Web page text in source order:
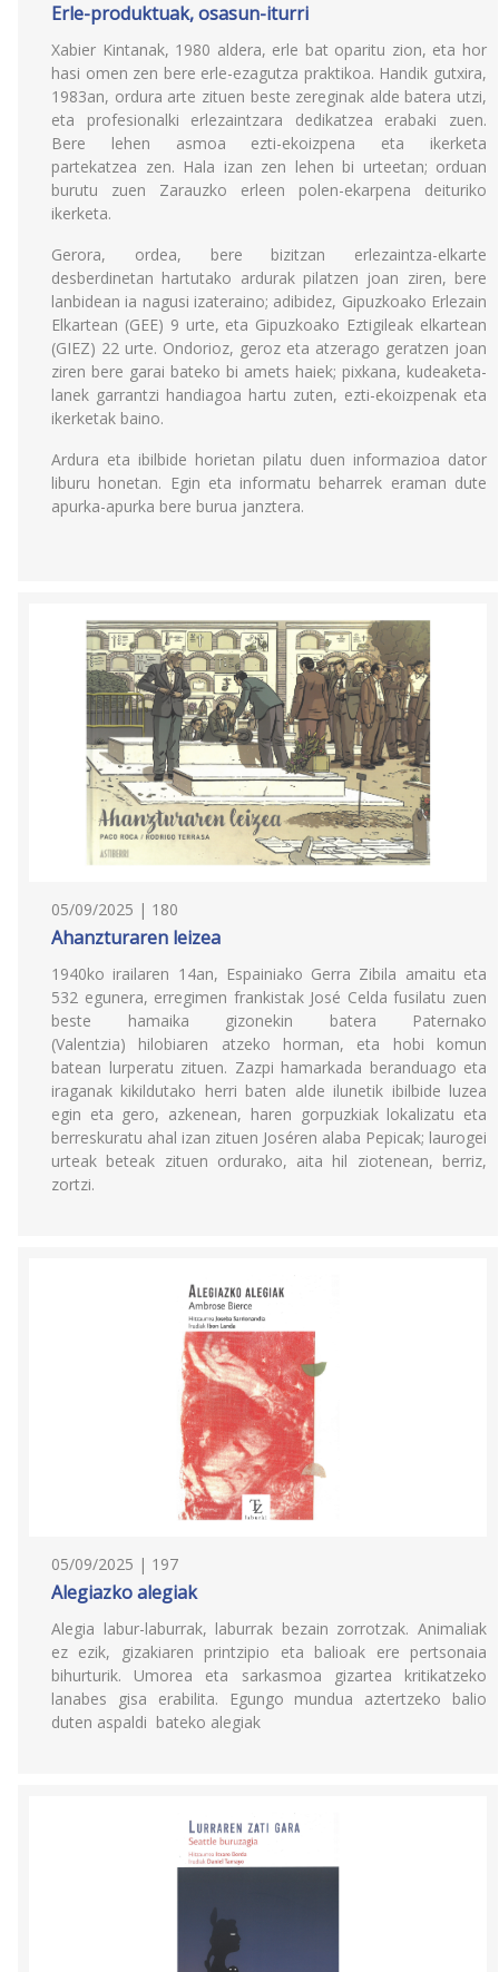
Erle-produktuak, osasun-iturri
Xabier Kintanak, 1980 aldera, erle bat oparitu zion, eta hor
hasi omen zen bere erle-ezagutza praktikoa. Handik gutxira,
1983an, ordura arte zituen beste zereginak alde batera utzi,
eta profesionalki erlezaintzara dedikatzea erabaki zuen.
Bere lehen asmoa ezti-ekoizpena eta ikerketa
partekatzea zen. Hala izan zen lehen bi urteetan; orduan
burutu zuen Zarauzko erleen polen-ekarpena deituriko
ikerketa.
Gerora, ordea, bere bizitzan erlezaintza-elkarte
desberdinetan hartutako ardurak pilatzen joan ziren, bere
lanbidean ia nagusi izateraino; adibidez, Gipuzkoako Erlezain
Elkartean (GEE) 9 urte, eta Gipuzkoako Eztigileak elkartean
(GIEZ) 22 urte. Ondorioz, geroz eta atzerago geratzen joan
ziren bere garai bateko bi amets haiek; pixkana, kudeaketa-
lanek garrantzi handiagoa hartu zuten, ezti-ekoizpenak eta
ikerketak baino.
Ardura eta ibilbide horietan pilatu duen informazioa dator
liburu honetan. Egin eta informatu beharrek eraman dute
apurka-apurka bere burua janztera.
05/09/2025 | 180
Ahanzturaren leizea
1940ko irailaren 14an, Espainiako Gerra Zibila amaitu eta
532 egunera, erregimen frankistak José Celda fusilatu zuen
beste hamaika gizonekin batera Paternako
(Valentzia) hilobiaren atzeko horman, eta hobi komun
batean lurperatu zituen. Zazpi hamarkada beranduago eta
iraganak kikildutako herri baten alde ilunetik ibilbide luzea
egin eta gero, azkenean, haren gorpuzkiak lokalizatu eta
berreskuratu ahal izan zituen Joséren alaba Pepicak; laurogei
urteak beteak zituen ordurako, aita hil ziotenean, berriz,
zortzi.
05/09/2025 | 197
Alegiazko alegiak
Alegia labur-laburrak, laburrak bezain zorrotzak. Animaliak
ez ezik, gizakiaren printzipio eta balioak ere pertsonaia
bihurturik. Umorea eta sarkasmoa gizartea kritikatzeko
lanabes gisa erabilita. Egungo mundua aztertzeko balio
duten aspaldi bateko alegiak